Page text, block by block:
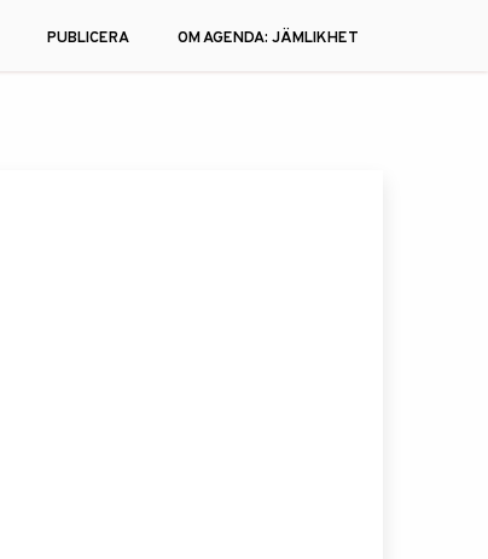
PUBLICERA OM AGENDA: JÄMLIKHET